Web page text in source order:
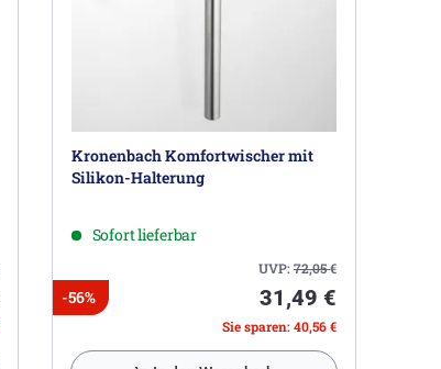
Kronenbach Komfortwischer mit
Silikon-Halterung
Sofort lieferbar
UVP:72,05€
-56% 31,49 €
Sie sparen: 40,56 €